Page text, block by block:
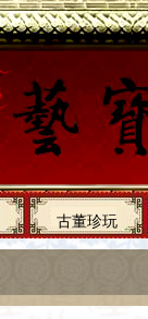
古董珍玩